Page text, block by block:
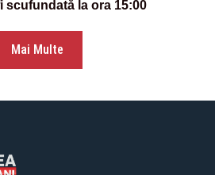
scufundată la ora 15:00
Mai Multe